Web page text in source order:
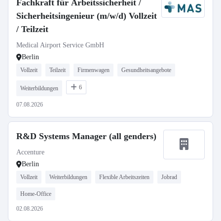
Fachkraft für Arbeitssicherheit /
Sicherheitsingenieur (m/w/d) Vollzeit
/ Teilzeit
Medical Airport Service GmbH
Berlin
Vollzeit Teilzeit Firmenwagen Gesundheitsangebote
Weiterbildungen 6
07.08.2026
R&D Systems Manager (all genders)
Accenture
Berlin
Vollzeit Weiterbildungen Flexible Arbeitszeiten Jobrad
Home-Office
02.08.2026